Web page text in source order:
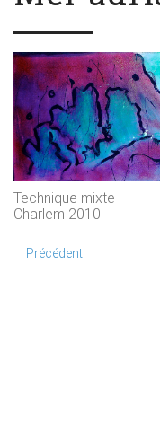
Technique mixte
Charlem 2010
Précédent